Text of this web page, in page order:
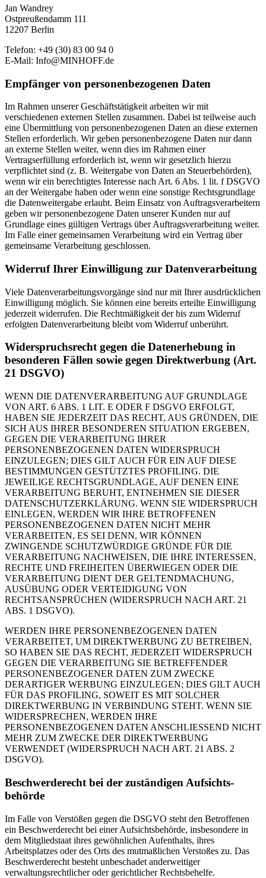
Jan Wandrey
Ostpreußendamm 111
12207 Berlin
Telefon: +49 (30) 83 00 94 0
E-Mail: Info@MINHOFF.de
Empfänger von personenbezogenen Daten
Im Rahmen unserer Geschäftstätigkeit arbeiten wir mit
verschiedenen externen Stellen zusammen. Dabei ist teilweise auch
eine Übermittlung von personenbezogenen Daten an diese externen
Stellen erforderlich. Wir geben personenbezogene Daten nur dann
an externe Stellen weiter, wenn dies im Rahmen einer
Vertragserfüllung erforderlich ist, wenn wir gesetzlich hierzu
verpflichtet sind (z. B. Weitergabe von Daten an Steuerbehörden),
wenn wir ein berechtigtes Interesse nach Art. 6 Abs. 1 lit. f DSGVO
an der Weitergabe haben oder wenn eine sonstige Rechtsgrundlage
die Datenweitergabe erlaubt. Beim Einsatz von Auftragsverarbeitern
geben wir personenbezogene Daten unserer Kunden nur auf
Grundlage eines gültigen Vertrags über Auftragsverarbeitung weiter.
Im Falle einer gemeinsamen Verarbeitung wird ein Vertrag über
gemeinsame Verarbeitung geschlossen.
Widerruf Ihrer Einwilligung zur Datenverarbeitung
Viele Datenverarbeitungsvorgänge sind nur mit Ihrer ausdrücklichen
Einwilligung möglich. Sie können eine bereits erteilte Einwilligung
jederzeit widerrufen. Die Rechtmäßigkeit der bis zum Widerruf
erfolgten Datenverarbeitung bleibt vom Widerruf unberührt.
Widerspruchsrecht gegen die Datenerhebung in
besonderen Fällen sowie gegen Direktwerbung (Art.
21 DSGVO)
WENN DIE DATENVERARBEITUNG AUF GRUNDLAGE
VON ART. 6 ABS. 1 LIT. E ODER F DSGVO ERFOLGT,
HABEN SIE JEDERZEIT DAS RECHT, AUS GRÜNDEN, DIE
SICH AUS IHRER BESONDEREN SITUATION ERGEBEN,
GEGEN DIE VERARBEITUNG IHRER
PERSONENBEZOGENEN DATEN WIDERSPRUCH
EINZULEGEN; DIES GILT AUCH FÜR EIN AUF DIESE
BESTIMMUNGEN GESTÜTZTES PROFILING. DIE
JEWEILIGE RECHTSGRUNDLAGE, AUF DENEN EINE
VERARBEITUNG BERUHT, ENTNEHMEN SIE DIESER
DATENSCHUTZERKLÄRUNG. WENN SIE WIDERSPRUCH
EINLEGEN, WERDEN WIR IHRE BETROFFENEN
PERSONENBEZOGENEN DATEN NICHT MEHR
VERARBEITEN, ES SEI DENN, WIR KÖNNEN
ZWINGENDE SCHUTZWÜRDIGE GRÜNDE FÜR DIE
VERARBEITUNG NACHWEISEN, DIE IHRE INTERESSEN,
RECHTE UND FREIHEITEN ÜBERWIEGEN ODER DIE
VERARBEITUNG DIENT DER GELTENDMACHUNG,
AUSÜBUNG ODER VERTEIDIGUNG VON
RECHTSANSPRÜCHEN (WIDERSPRUCH NACH ART. 21
ABS. 1 DSGVO).
WERDEN IHRE PERSONENBEZOGENEN DATEN
VERARBEITET, UM DIREKTWERBUNG ZU BETREIBEN,
SO HABEN SIE DAS RECHT, JEDERZEIT WIDERSPRUCH
GEGEN DIE VERARBEITUNG SIE BETREFFENDER
PERSONENBEZOGENER DATEN ZUM ZWECKE
DERARTIGER WERBUNG EINZULEGEN; DIES GILT AUCH
FÜR DAS PROFILING, SOWEIT ES MIT SOLCHER
DIREKTWERBUNG IN VERBINDUNG STEHT. WENN SIE
WIDERSPRECHEN, WERDEN IHRE
PERSONENBEZOGENEN DATEN ANSCHLIESSEND NICHT
MEHR ZUM ZWECKE DER DIREKTWERBUNG
VERWENDET (WIDERSPRUCH NACH ART. 21 ABS. 2
DSGVO).
Beschwerde­recht bei der zuständigen Aufsichts­
behörde
Im Falle von Verstößen gegen die DSGVO steht den Betroffenen
ein Beschwerderecht bei einer Aufsichtsbehörde, insbesondere in
dem Mitgliedstaat ihres gewöhnlichen Aufenthalts, ihres
Arbeitsplatzes oder des Orts des mutmaßlichen Verstoßes zu. Das
Beschwerderecht besteht unbeschadet anderweitiger
verwaltungsrechtlicher oder gerichtlicher Rechtsbehelfe.